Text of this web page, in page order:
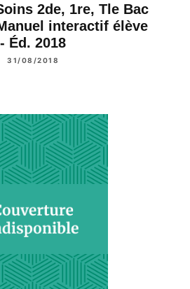
2de, 1re, Tle Bac
interactif élève
- Éd. 2018
31/08/2018